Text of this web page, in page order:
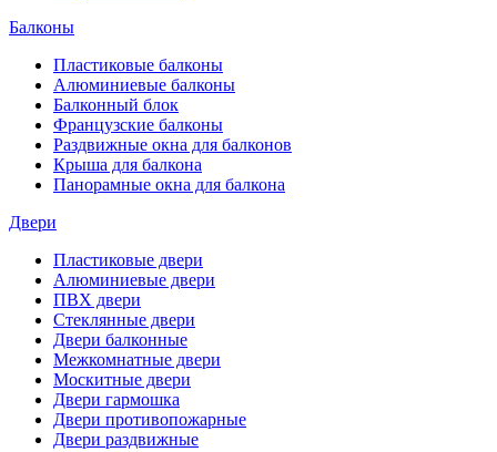
Балконы
Пластиковые балконы
Алюминиевые балконы
Балконный блок
Французские балконы
Раздвижные окна для балконов
Крыша для балкона
Панорамные окна для балкона
Двери
Пластиковые двери
Алюминиевые двери
ПВХ двери
Стеклянные двери
Двери балконные
Межкомнатные двери
Москитные двери
Двери гармошка
Двери противопожарные
Двери раздвижные